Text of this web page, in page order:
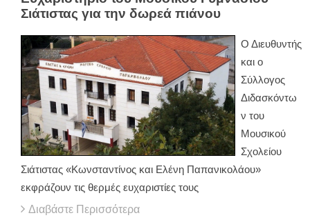
Σιάτιστας για την δωρεά πιάνου
Ο Διευθυντής
και ο
Σύλλογος
Διδασκόντω
ν του
Μουσικού
Σχολείου
Σιάτιστας «Κωνσταντίνος και Ελένη Παπανικολάου»
εκφράζουν τις θερμές ευχαριστίες τους
Διαβάστε Περισσότερα